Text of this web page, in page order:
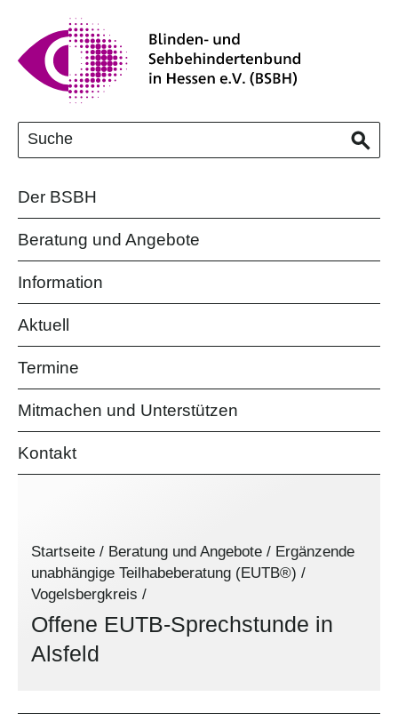
Der BSBH
Beratung und Angebote
Information
Aktuell
Termine
Mitmachen und Unterstützen
Kontakt
Startseite / Beratung und Angebote / Ergänzende
unabhängige Teilhabeberatung (EUTB®) /
Vogelsbergkreis /
Offene EUTB-Sprechstunde in
Alsfeld